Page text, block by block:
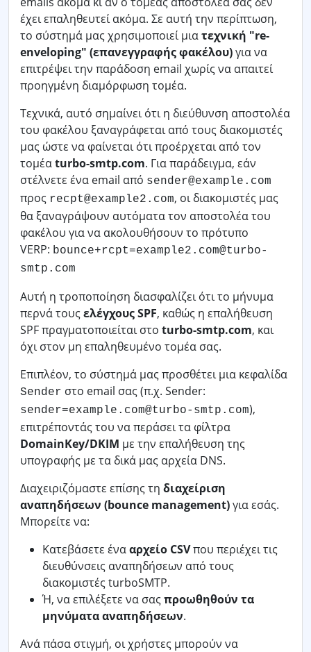
έχει επαληθευτεί ακόμα. Σε αυτή την περίπτωση,
το σύστημά μας χρησιμοποιεί μιατεχνική "re-
enveloping" (επανεγγραφής φακέλου)για να
επιτρέψει την παράδοση email χωρίς να απαιτεί
προηγμένη διαμόρφωση τομέα.
Τεχνικά, αυτό σημαίνει ότι η διεύθυνση αποστολέα
του φακέλου ξαναγράφεται από τους διακομιστές
μας ώστε να φαίνεται ότι προέρχεται από τον
τομέαturbo-smtp.com. Για παράδειγμα, εάν
στέλνετε ένα email από sender@example.com
προς recpt@example2.com, οι διακομιστές μας
θα ξαναγράψουν αυτόματα τον αποστολέα του
φακέλου για να ακολουθήσουν το πρότυπο
VERP: bounce+rcpt=example2.com@turbo-
smtp.com
Αυτή η τροποποίηση διασφαλίζει ότι το μήνυμα
περνά τους ελέγχους SPF, καθώς η επαλήθευση
SPF πραγματοποιείται στο turbo-smtp.com, και
όχι στον μη επαληθευμένο τομέα σας.
Επιπλέον, το σύστημά μας προσθέτει μια κεφαλίδα
Sender στο email σας (π.χ. Sender:
sender=example.com@turbo-smtp.com),
επιτρέποντάς του να περάσει τα φίλτρα
DomainKey/DKIM με την επαλήθευση της
υπογραφής με τα δικά μας αρχεία DNS.
Διαχειριζόμαστε επίσης τη διαχείριση
αναπηδήσεων (bounce management)για εσάς.
Μπορείτε να:
Κατεβάσετε ένααρχείο CSVπου περιέχει τις
διευθύνσεις αναπηδήσεων από τους
διακομιστές turboSMTP.
Ή, να επιλέξετε να σας προωθηθούν τα
μηνύματα αναπηδήσεων.
Ανά πάσα στιγμή, οι χρήστες μπορούν να